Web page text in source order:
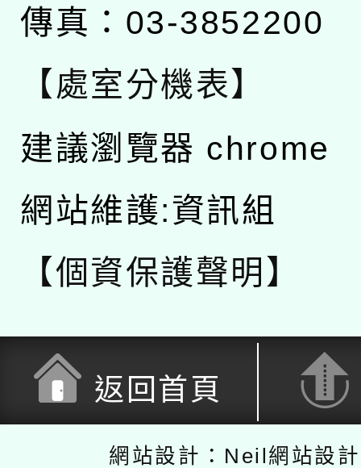
傳真：03-3852200
【處室分機表】
建議瀏覽器 chrome
網站維護:資訊組
【個資保護聲明】
返回首頁
網站設計：Neil網站設